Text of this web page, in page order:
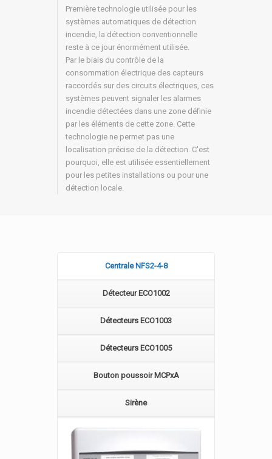
Première technologie utilisée pour les
systèmes automatiques de détection
incendie, la détection conventionnelle
reste à ce jour énormément utilisée.
Par le biais du contrôle de la
consommation électrique des capteurs
raccordés sur des circuits électriques, ces
systèmes peuvent signaler les alarmes
incendie détectées dans une zone définie
par les éléments de cette zone. Cette
technologie ne permet pas une
localisation précise de la détection. C'est
pourquoi, elle est utilisée essentiellement
pour les petites installations ou pour une
détection locale.
Centrale NFS2-4-8
Détecteur ECO1002
Détecteurs ECO1003
Détecteurs ECO1005
Bouton poussoir MCPxA
Sirène